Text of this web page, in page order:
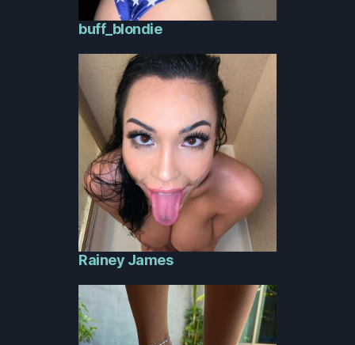
buff_blondie
Rainey James